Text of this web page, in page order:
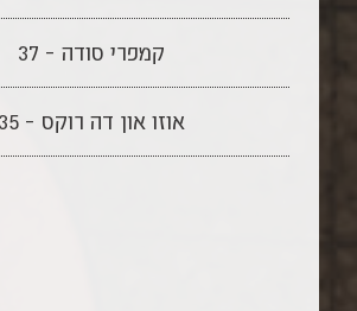
קמפרי סודה – 37
אוזו און דה רוקס – 35